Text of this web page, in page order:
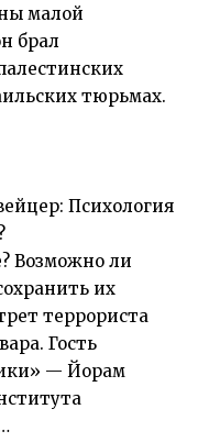
малой
брал
тюрьмах.
Психология
Возможно ли
их
террориста
Гость
— Йорам